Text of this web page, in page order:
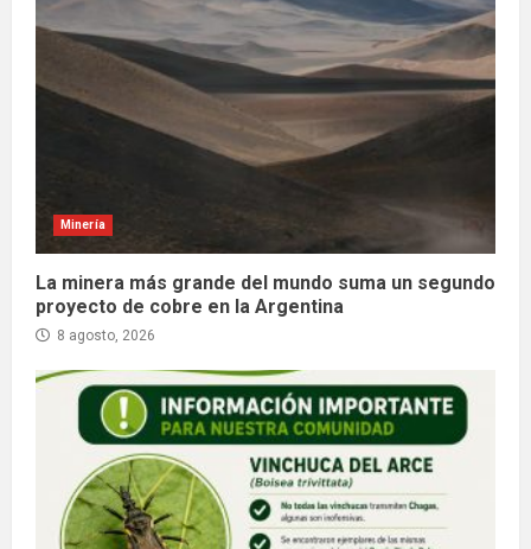
Minería
La minera más grande del mundo suma un segundo
proyecto de cobre en la Argentina
8 agosto, 2026